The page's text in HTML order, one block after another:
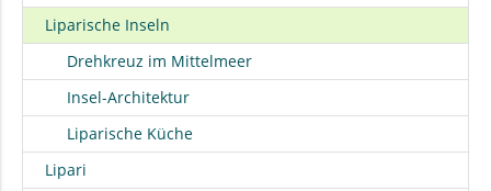
Liparische Inseln
Drehkreuz im Mittelmeer
Insel-Architektur
Liparische Küche
Lipari